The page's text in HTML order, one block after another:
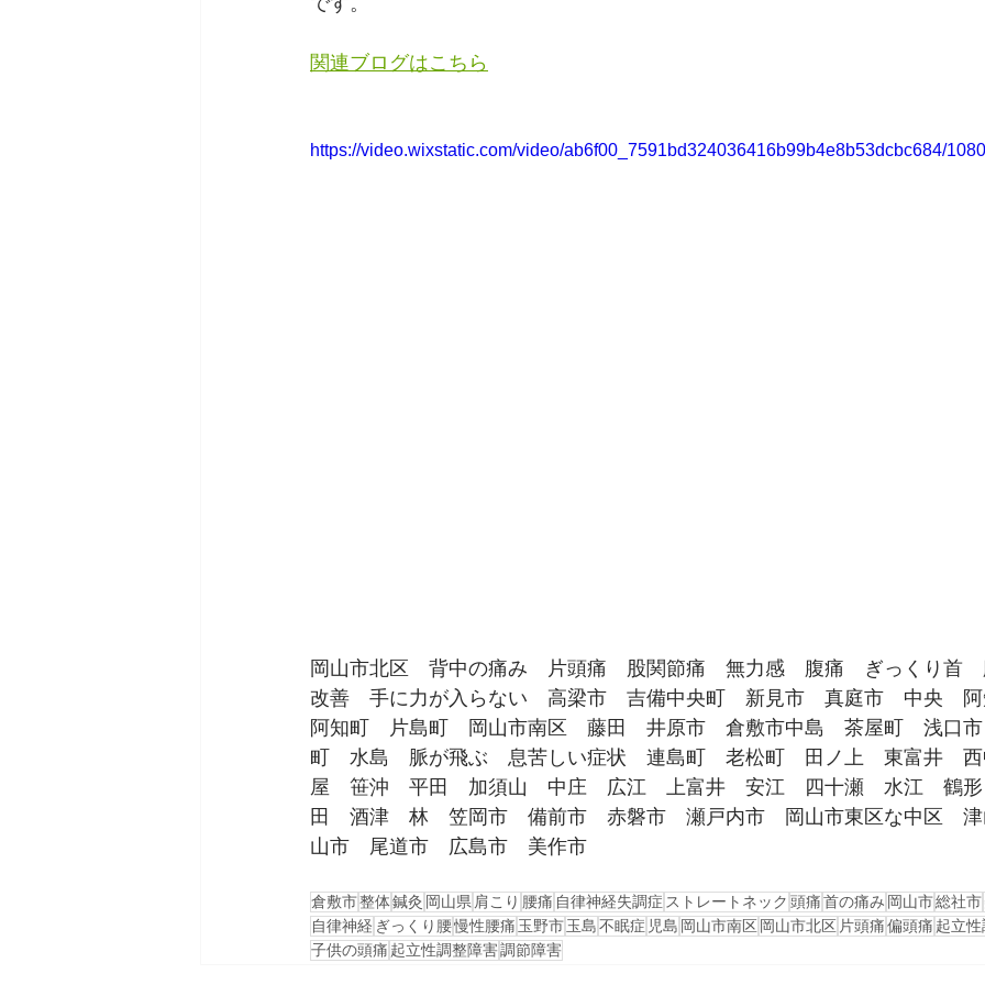
関連ブログはこちら
https://video.wixstatic.com/video/ab6f00_7591bd324036416b99b4e8b53dcbc684/
岡山市北区　背中の痛み　片頭痛　股関節痛　無力感　腹痛　ぎっくり首
改善　手に力が入らない　高梁市　吉備中央町　新見市　真庭市　中央　
阿知町　片島町　岡山市南区　藤田　井原市　倉敷市中島　茶屋町　浅口
町　水島　脈が飛ぶ　息苦しい症状　連島町　老松町　田ノ上　東富井　
屋　笹沖　平田　加須山　中庄　広江　上富井　安江　四十瀬　水江　鶴
田　酒津　林　笠岡市　備前市　赤磐市　瀬戸内市　岡山市東区な中区　
山市　尾道市　広島市　美作市
倉敷市整体鍼灸 岡山県肩こり 腰痛 自律神経失調症 ストレートネック 頭痛首の痛み 岡山市総社市
自律神経 ぎっくり腰慢性腰痛 玉野市玉島不眠症 児島 岡山市南区 岡山市北区 片頭痛偏頭痛 起立
子供の頭痛 起立性調整障害調節障害